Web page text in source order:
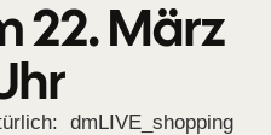
22. März
dmLIVE_shopping